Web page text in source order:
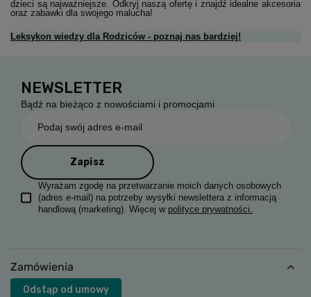
dzieci są najważniejsze. Odkryj naszą ofertę i znajdź idealne akcesoria
oraz zabawki dla swojego malucha!
Leksykon wiedzy dla Rodziców - poznaj nas bardziej!
NEWSLETTER
Bądź na bieżąco z nowościami i promocjami
Podaj swój adres e-mail
Zapisz
Wyrażam zgodę na przetwarzanie moich danych osobowych
(adres e-mail) na potrzeby wysyłki newslettera z informacją
handlową (marketing). Więcej w polityce prywatności.
Zamówienia
Odstąp od umowy